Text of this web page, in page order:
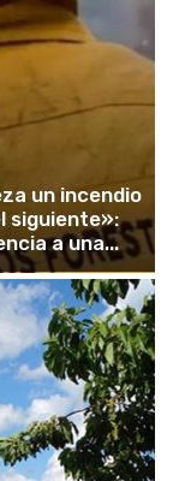
un incendio
siguiente»:
a una...